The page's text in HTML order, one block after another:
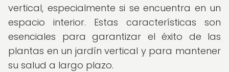
vertical, especialmente si se encuentra en un
espacio interior. Estas características son
esenciales para garantizar el éxito de las
plantas en un jardín vertical y para mantener
su salud a largo plazo.